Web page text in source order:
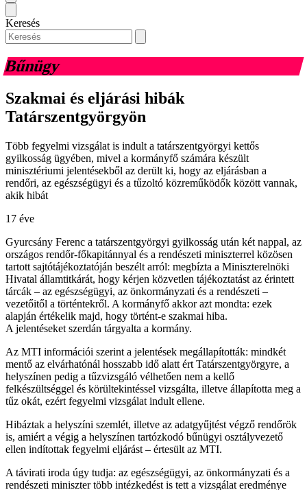
Keresés
Bűnügy
Szakmai és eljárási hibák
Tatárszentgyörgyön
Több fegyelmi vizsgálat is indult a tatárszentgyörgyi kettős
gyilkosság ügyében, mivel a kormányfő számára készült
minisztériumi jelentésekből az derült ki, hogy az eljárásban a
rendőri, az egészségügyi és a tűzoltó közreműködők között vannak,
akik hibát
17 éve
Gyurcsány Ferenc a tatárszentgyörgyi gyilkosság után két nappal, az
országos rendőr-főkapitánnyal és a rendészeti miniszterrel közösen
tartott sajtótájékoztatóján beszélt arról: megbízta a Miniszterelnöki
Hivatal államtitkárát, hogy kérjen közvetlen tájékoztatást az érintett
tárcák – az egészségügyi, az önkormányzati és a rendészeti –
vezetőitől a történtekről. A kormányfő akkor azt mondta: ezek
alapján értékelik majd, hogy történt-e szakmai hiba.
A jelentéseket szerdán tárgyalta a kormány.
Az MTI információi szerint a jelentések megállapították: mindkét
mentő az elvárhatónál hosszabb idő alatt ért Tatárszentgyörgyre, a
helyszínen pedig a tűzvizsgáló vélhetően nem a kellő
felkészültséggel és körültekintéssel vizsgálta, illetve állapította meg a
tűz okát, ezért fegyelmi vizsgálat indult ellene.
Hibáztak a helyszíni szemlét, illetve az adatgyűjtést végző rendőrök
is, amiért a végig a helyszínen tartózkodó bűnügyi osztályvezető
ellen indítottak fegyelmi eljárást – értesült az MTI.
A távirati iroda úgy tudja: az egészségügyi, az önkormányzati és a
rendészeti miniszter több intézkedést is tett a vizsgálat eredménye